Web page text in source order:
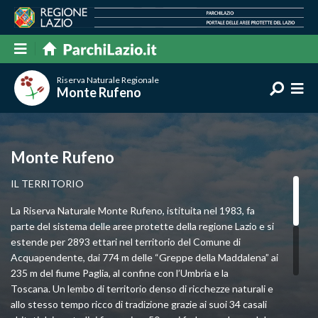
Riserva Naturale Regionale
Monte Rufeno
Monte Rufeno
IL TERRITORIO
La Riserva Naturale Monte Rufeno, istituita nel 1983, fa
parte del sistema delle aree protette della regione Lazio e si
estende per 2893 ettari nel territorio del Comune di
Acquapendente, dai 774 m delle “Greppe della Maddalena” ai
235 m del fiume Paglia, al confine con l’Umbria e la
Toscana. Un lembo di territorio denso di ricchezze naturali e
allo stesso tempo ricco di tradizione grazie ai suoi 34 casali